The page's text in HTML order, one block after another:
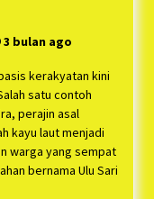
3 bulan ago
kerakyatan kini
satu contoh
perajin asal
kayu laut menjadi
warga yang sempat
bernama Ulu Sari